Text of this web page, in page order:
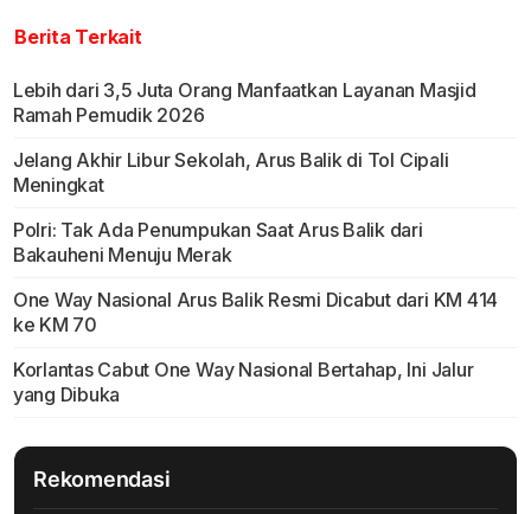
Berita Terkait
Lebih dari 3,5 Juta Orang Manfaatkan Layanan Masjid
Ramah Pemudik 2026
Jelang Akhir Libur Sekolah, Arus Balik di Tol Cipali
Meningkat
Polri: Tak Ada Penumpukan Saat Arus Balik dari
Bakauheni Menuju Merak
One Way Nasional Arus Balik Resmi Dicabut dari KM 414
ke KM 70
Korlantas Cabut One Way Nasional Bertahap, Ini Jalur
yang Dibuka
Rekomendasi